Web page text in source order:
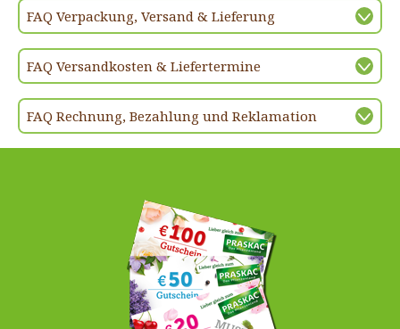
FAQ Verpackung, Versand & Lieferung
FAQ Versandkosten & Liefertermine
FAQ Rechnung, Bezahlung und Reklamation